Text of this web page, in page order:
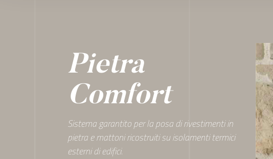
Utilizziamo i cookie per
media e per analizzare il nostro
nostro sito con i nostri partner che si
quali potrebbero combinarle con altre
utilizzo dei loro servizi.
Pietra
Comfort
Sistema garantito per la posa di rivestimenti in
pietra e mattoni ricostruiti su isolamenti termici
esterni di edifici.